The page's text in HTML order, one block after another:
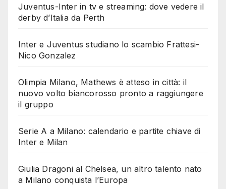
Juventus-Inter in tv e streaming: dove vedere il
derby d’Italia da Perth
Inter e Juventus studiano lo scambio Frattesi-
Nico Gonzalez
Olimpia Milano, Mathews è atteso in città: il
nuovo volto biancorosso pronto a raggiungere
il gruppo
Serie A a Milano: calendario e partite chiave di
Inter e Milan
Giulia Dragoni al Chelsea, un altro talento nato
a Milano conquista l’Europa